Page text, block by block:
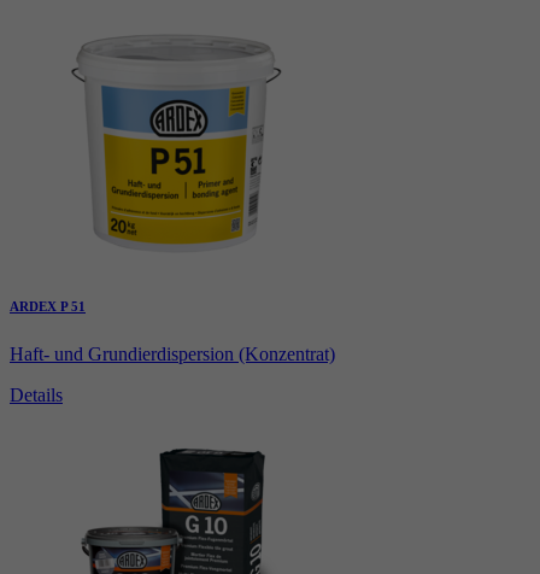
ARDEX P 51
Haft- und Grundierdispersion (Konzentrat)
Details